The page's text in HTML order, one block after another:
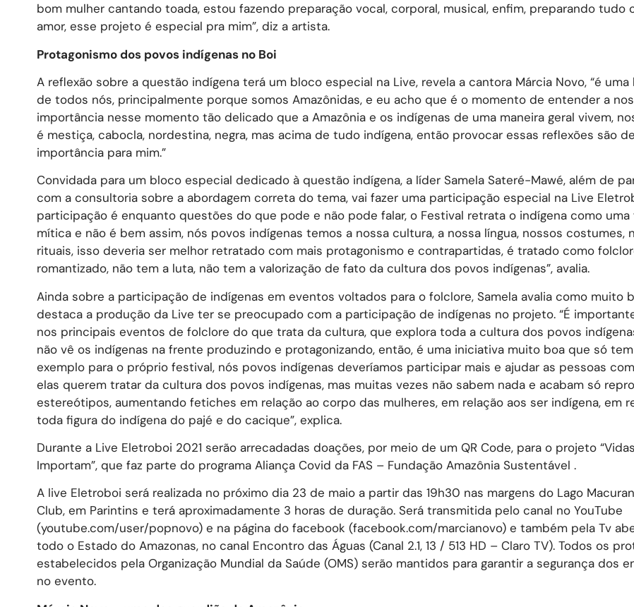
bom mulher cantando toada, estou fazendo preparação vocal, corporal, musical, enfim, preparando tudo
amor, esse projeto é especial pra mim”, diz a artista.
Protagonismo dos povos indígenas no Boi
A reflexão sobre a questão indígena terá um bloco especial na Live, revela a cantora Márcia Novo, “é uma
de todos nós, principalmente porque somos Amazônidas, e eu acho que é o momento de entender a
importância nesse momento tão delicado que a Amazônia e os indígenas de uma maneira geral vivem,
é mestiça, cabocla, nordestina, negra, mas acima de tudo indígena, então provocar essas reflexões são
importância para mim.”
Convidada para um bloco especial dedicado à questão indígena, a líder Samela Sateré-Mawé, além de
com a consultoria sobre a abordagem correta do tema, vai fazer uma participação especial na Live
participação é enquanto questões do que pode e não pode falar, o Festival retrata o indígena como uma
mítica e não é bem assim, nós povos indígenas temos a nossa cultura, a nossa língua, nossos costumes,
rituais, isso deveria ser melhor retratado com mais protagonismo e contrapartidas, é tratado como
romantizado, não tem a luta, não tem a valorização de fato da cultura dos povos indígenas”, avalia.
Ainda sobre a participação de indígenas em eventos voltados para o folclore, Samela avalia como muito
destaca a produção da Live ter se preocupado com a participação de indígenas no projeto. “É
nos principais eventos de folclore do que trata da cultura, que explora toda a cultura dos povos
não vê os indígenas na frente produzindo e protagonizando, então, é uma iniciativa muito boa que só
exemplo para o próprio festival, nós povos indígenas deveríamos participar mais e ajudar as pessoas
elas querem tratar da cultura dos povos indígenas, mas muitas vezes não sabem nada e acabam só
estereótipos, aumentando fetiches em relação ao corpo das mulheres, em relação aos ser indígena, em
toda figura do indígena do pajé e do cacique”, explica.
Durante a Live Eletroboi 2021 serão arrecadadas doações, por meio de um QR Code, para o projeto
Importam”, que faz parte do programa Aliança Covid da FAS – Fundação Amazônia Sustentável .
A live Eletroboi será realizada no próximo dia 23 de maio a partir das 19h30 nas margens do Lago
Club, em Parintins e terá aproximadamente 3 horas de duração. Será transmitida pelo canal no YouTube
(youtube.com/user/popnovo) e na página do facebook (facebook.com/marcianovo) e também pela Tv
todo o Estado do Amazonas, no canal Encontro das Águas (Canal 2.1, 13 / 513 HD – Claro TV). Todos os
estabelecidos pela Organização Mundial da Saúde (OMS) serão mantidos para garantir a segurança dos
no evento.